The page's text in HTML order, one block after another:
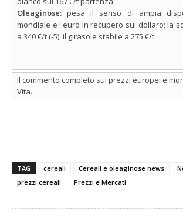
Oleaginose:pesa il senso di ampia
mondiale e l'euro in recupero sul dollaro; la
a 340 €/t (-5), il girasole stabile a 275 €/t.
Il commento completo sui prezzi europei e
Vita.
TAG cereali Cereali e oleaginose news
prezzi cereali
Prezzi e Mercati